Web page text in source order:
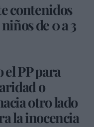
contenidos
de 0 a 3
el PP para
o
otro lado
la inocencia